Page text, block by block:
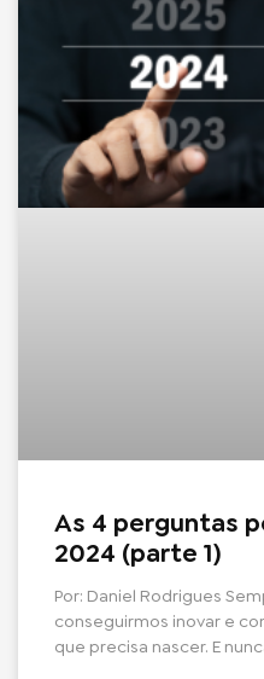
As 4 perguntas
2024 (parte 1)
Por: Daniel Rodrigues
conseguirmos inovar e
que precisa nascer. E